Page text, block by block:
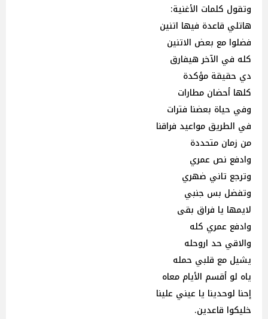
وتقول كلمات الأغنية:
هاتلي قاعدة فيها اتنين
فضلوا مع بعض الاتنين
كله في الآخر هيفارق
دي حقيقة مؤكدة
كلها أحضان مطارات
وفي حياة بعضنا فترات
في الطريق مواعيد فراقنا
من زمان متحددة
وادفع نص عمري
وترجع تاني ضهري
وتفضل بس جنبي
لايمها يا فراق بقى
وادفع عمري كله
والاقي حد اروحله
يشيل مع قلبي حمله
ياه لو أقسم الأيام معاه
إحنا لوحدينا يا عيني علينا
خليكوا قاعدين.